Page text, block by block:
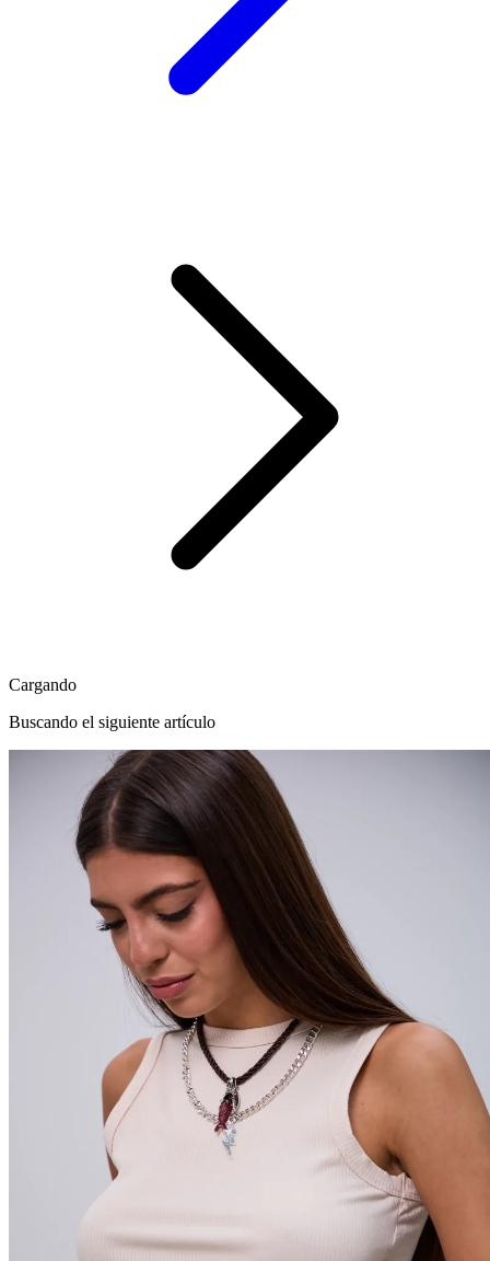
Cargando
Buscando el siguiente artículo